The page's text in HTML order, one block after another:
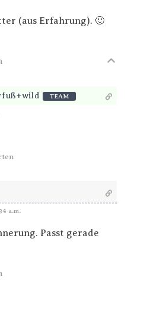
(aus Erfahrung). 🙂
TEAM
a.m.
Passt gerade